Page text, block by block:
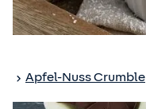
Apfel-Nuss Crumble